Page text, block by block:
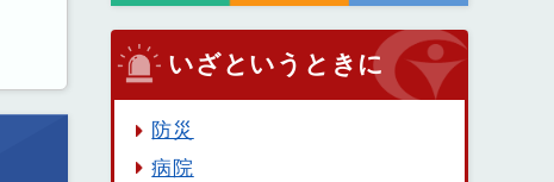
いざというときに
防災
病院